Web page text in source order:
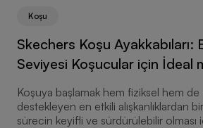
Koşu
Skechers Koşu Ayakkabıları:
Seviyesi Koşucular için İdeal
Koşuya başlamak hem fiziksel hem de
destekleyen en etkili alışkanlıklardan
sürecin keyifli ve sürdürülebilir olması